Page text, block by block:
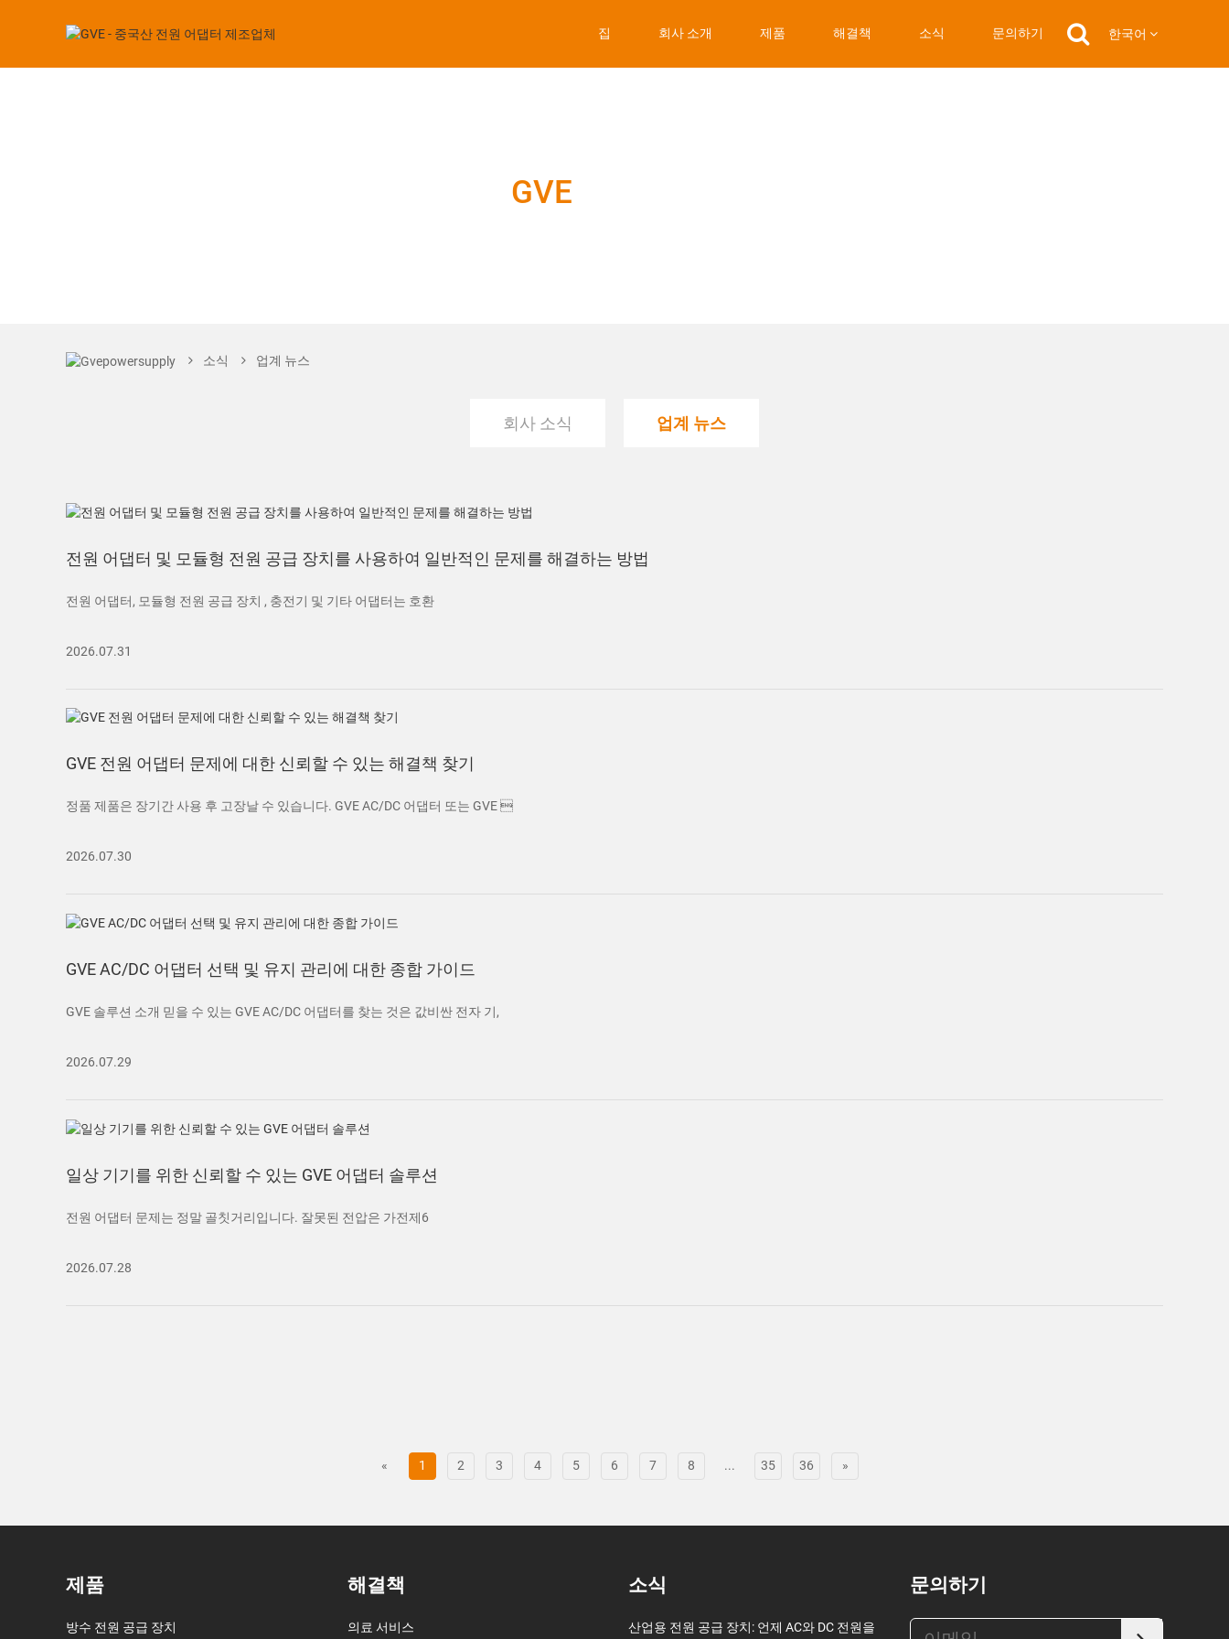
집 회사 소개 제품 해결책 소식 문의하기 한국어
GVE
소식 업계 뉴스
회사 소식 업계 뉴스
전원 어댑터 및 모듈형 전원 공급 장치를 사용하여 일반적인 문제를 해결하는 방법
전원 어댑터, 모듈형 전원 공급 장치 , 충전기 및 기타 어댑터는 호환
2026.07.31
GVE 전원 어댑터 문제에 대한 신뢰할 수 있는 해결책 찾기
정품 제품은 장기간 사용 후 고장날 수 있습니다. GVE AC/DC 어댑터 또는 GVE 
2026.07.30
GVE AC/DC 어댑터 선택 및 유지 관리에 대한 종합 가이드
GVE 솔루션 소개 믿을 수 있는 GVE AC/DC 어댑터를 찾는 것은 값비싼 전자 기,
2026.07.29
일상 기기를 위한 신뢰할 수 있는 GVE 어댑터 솔루션
전원 어댑터 문제는 정말 골칫거리입니다. 잘못된 전압은 가전제6
2026.07.28
« 1 2 3 4 5 6 7 8 ... 35 36 »
제품
방수 전원 공급 장치
해결책
의료 서비스
소식
산업용 전원 공급 장치: 언제 AC와 DC 전원을
문의하기